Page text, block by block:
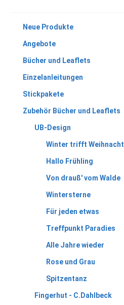
Neue Produkte
Angebote
Bücher und Leaflets
Einzelanleitungen
Stickpakete
Zubehör Bücher und Leaflets
UB-Design
Winter trifft Weihnacht
Hallo Frühling
Von drauß' vom Walde
Wintersterne
Für jeden etwas
Treffpunkt Paradies
Alle Jahre wieder
Rose und Grau
Spitzentanz
Fingerhut - C.Dahlbeck